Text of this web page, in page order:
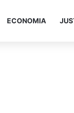
ECONOMIA